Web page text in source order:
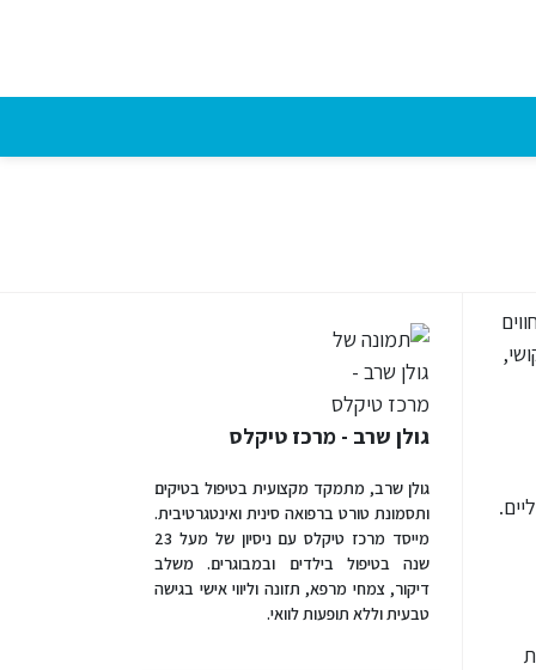
גולן שרב - מרכז טיקלס
גולן שרב, מתמקד מקצועית בטיפול בטיקים
ותסמונת טורט ברפואה סינית ואינטגרטיבית.
מייסד מרכז טיקלס עם ניסיון של מעל 23
שנה בטיפול בילדים ובמבוגרים. משלב
דיקור, צמחי מרפא, תזונה וליווי אישי בגישה
טבעית וללא תופעות לוואי.